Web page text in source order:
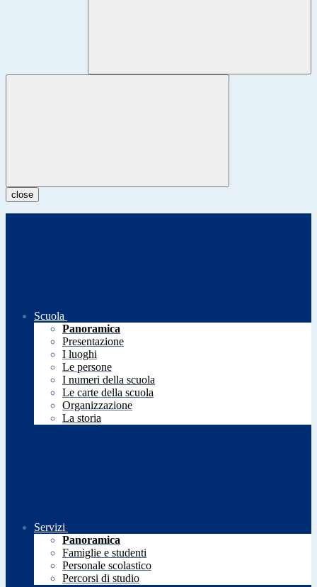
close
Scuola
Panoramica
Presentazione
I luoghi
Le persone
I numeri della scuola
Le carte della scuola
Organizzazione
La storia
Servizi
Panoramica
Famiglie e studenti
Personale scolastico
Percorsi di studio